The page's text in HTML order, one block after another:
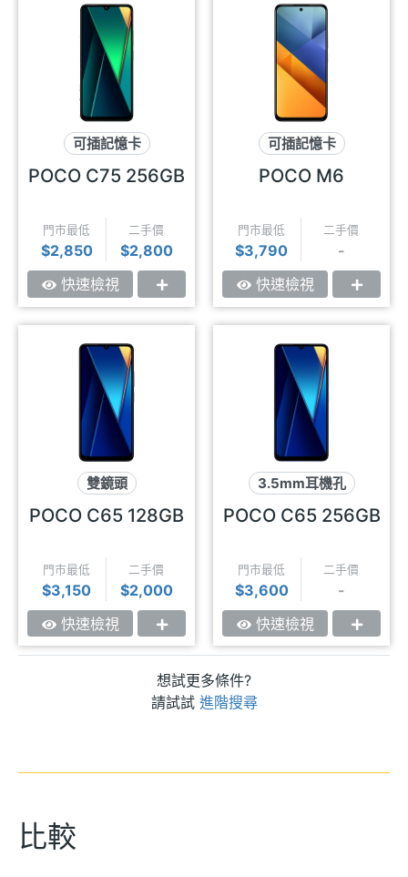
可插記憶卡
3.5mm耳機孔
POCO C75 256GB
門市最低
$2,850
二手價
$2,800
快速檢視
可插記憶卡
1億畫素
90Hz
POCO M6
門市最低
$3,790
二手價
-
快速檢視
雙鏡頭
3.5mm耳機孔
POCO C65 128GB
門市最低
$3,150
二手價
$2,000
快速檢視
3.5mm耳機孔
可插記憶卡
雙鏡頭
POCO C65 256GB
門市最低
$3,600
二手價
-
快速檢視
想試更多條件?
請試試 進階搜尋
比較